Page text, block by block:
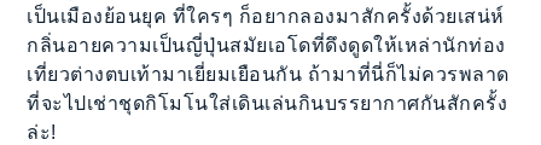
เป็นเมืองย้อนยุค ที่ใครๆ ก็อยากลองมาสักครั้งด้วยเสน่ห์
กลิ่นอายความเป็นญี่ปุ่นสมัยเอโดที่ดึงดูดให้เหล่านักท่อง
เที่ยวต่างตบเท้ามาเยี่ยมเยือนกัน ถ้ามาที่นี่ก็ไม่ควรพลาด
ที่จะไปเช่าชุดกิโมโนใส่เดินเล่นกินบรรยากาศกันสักครั้ง
ล่ะ!